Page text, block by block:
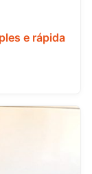
e rápida